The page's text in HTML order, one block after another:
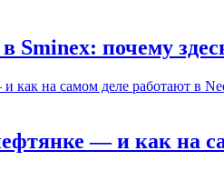
почему
— и как на